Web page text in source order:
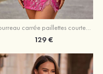
Fourreau carrée paillettes courte/mini robe de fête de la rentrée
129 €